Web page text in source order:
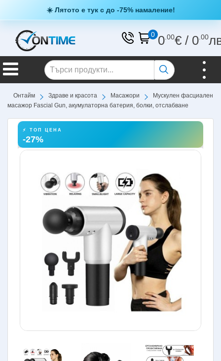
☀️ Лятото е тук с до -75% намаление!
0 0.00€/ 0.00
Онтайм Здраве и красота Масажори
Мускулен фасциален
масажор Fascial Gun, акумулаторна батерия, болки, отслабване
⚡ ТОП ЦЕНА
-27%